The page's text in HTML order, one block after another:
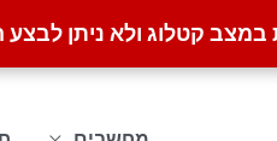
קטלוג ולא ניתן לבצע